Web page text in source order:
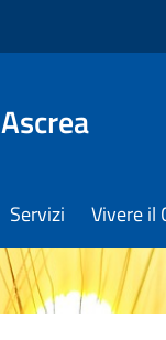
Servizi Vivere il